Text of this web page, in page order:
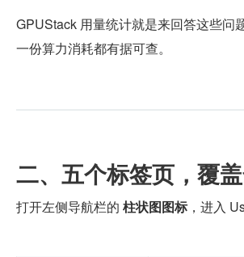
GPUStack 用量统计就是来回答这些问
一份算力消耗都有据可查。
二、五个标签页，覆
打开左侧导航栏的 柱状图图标，进入